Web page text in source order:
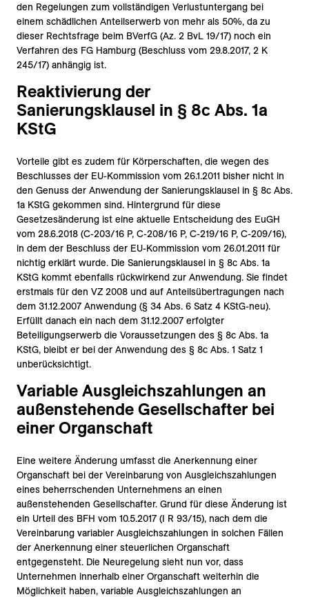
den Regelungen zum vollständigen Verlustuntergang bei
einem schädlichen Anteilserwerb von mehr als 50%, da zu
dieser Rechtsfrage beim BVerfG (Az. 2 BvL 19/17) noch ein
Verfahren des FG Hamburg (Beschluss vom 29.8.2017, 2 K
245/17) anhängig ist.
Reaktivierung der
Sanierungsklausel in § 8c Abs. 1a
KStG
Vorteile gibt es zudem für Körperschaften, die wegen des
Beschlusses der EU-Kommission vom 26.1.2011 bisher nicht in
den Genuss der Anwendung der Sanierungsklausel in § 8c Abs.
1a KStG gekommen sind. Hintergrund für diese
Gesetzesänderung ist eine aktuelle Entscheidung des EuGH
vom 28.6.2018 (C-203/16 P, C-208/16 P, C-219/16 P, C-209/16),
in dem der Beschluss der EU-Kommission vom 26.01.2011 für
nichtig erklärt wurde. Die Sanierungsklausel in § 8c Abs. 1a
KStG kommt ebenfalls rückwirkend zur Anwendung. Sie findet
erstmals für den VZ 2008 und auf Anteilsübertragungen nach
dem 31.12.2007 Anwendung (§ 34 Abs. 6 Satz 4 KStG-neu).
Erfüllt danach ein nach dem 31.12.2007 erfolgter
Beteiligungserwerb die Voraussetzungen des § 8c Abs. 1a
KStG, bleibt er bei der Anwendung des § 8c Abs. 1 Satz 1
unberücksichtigt.
Variable Ausgleichszahlungen an
außenstehende Gesellschafter bei
einer Organschaft
Eine weitere Änderung umfasst die Anerkennung einer
Organschaft bei der Vereinbarung von Ausgleichszahlungen
eines beherrschenden Unternehmens an einen
außenstehenden Gesellschafter. Grund für diese Änderung ist
ein Urteil des BFH vom 10.5.2017 (I R 93/15), nach dem die
Vereinbarung variabler Ausgleichszahlungen in solchen Fällen
der Anerkennung einer steuerlichen Organschaft
entgegensteht. Die Neuregelung sieht nun vor, dass
Unternehmen innerhalb einer Organschaft weiterhin die
Möglichkeit haben, variable Ausgleichszahlungen an